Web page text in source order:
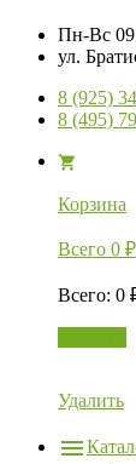
Пн-Вс
ул.
8 (925)
8 (495)
Корзина
Всего 0 ₽
Всего: 0
Удалить